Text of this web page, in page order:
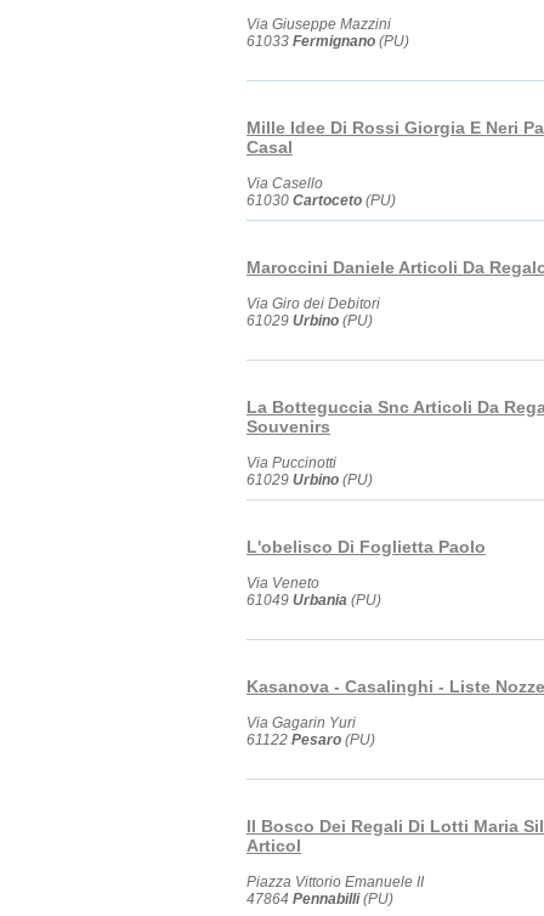
Via Giuseppe Mazzini
61033 Fermignano (PU)
Mille Idee Di Rossi Giorgia E Neri
Casal
Via Casello
61030 Cartoceto (PU)
Maroccini Daniele Articoli Da
Via Giro dei Debitori
61029 Urbino (PU)
La Botteguccia Snc Articoli Da
Souvenirs
Via Puccinotti
61029 Urbino (PU)
L'obelisco Di Foglietta Paolo
Via Veneto
61049 Urbania (PU)
Kasanova - Casalinghi - Liste Nozze
Via Gagarin Yuri
61122 Pesaro (PU)
Il Bosco Dei Regali Di Lotti Maria
Articol
Piazza Vittorio Emanuele II
47864 Pennabilli(PU)